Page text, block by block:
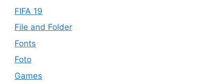
FIFA 19
File and Folder
Fonts
Foto
Games